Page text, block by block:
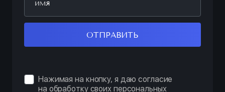
ОТПРАВИТЬ
Нажимая на кнопку, я даю согласие
на обработку своих персональных